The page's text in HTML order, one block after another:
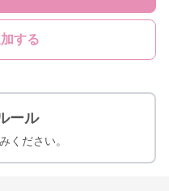
する
ール
ください。